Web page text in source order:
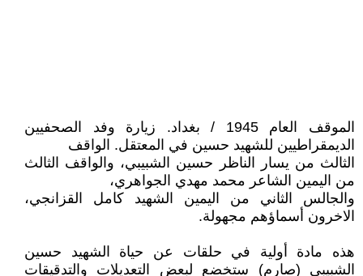
الموقف العام 1945 / بغداد. زيارة وفد الصحفيين
الديمقراطيين للشهيد حسين في المعتقل. الواقف
الثالث من يسار الناظر حسين الشبيبي، والواقف الثالث
من اليمين الشاعر محمد مهدي الجواهري،
والجالس الثاني من اليمين الشهيد كامل القزانجي،
الاخرون أسماؤهم مجهولة.
هذه مادة أولية في حلقات عن حياة الشهيد حسين
الشبيبي (صارم) ستخضع لبعض التعديلات والتدقيقات